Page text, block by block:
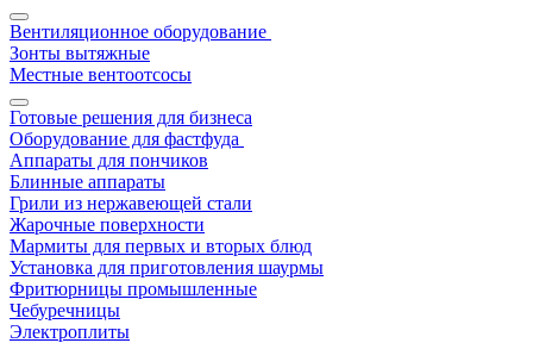
Вентиляционное оборудование
Зонты вытяжные
Местные вентоотсосы
Готовые решения для бизнеса
Оборудование для фастфуда
Аппараты для пончиков
Блинные аппараты
Грили из нержавеющей стали
Жарочные поверхности
Мармиты для первых и вторых блюд
Установка для приготовления шаурмы
Фритюрницы промышленные
Чебуречницы
Электроплиты